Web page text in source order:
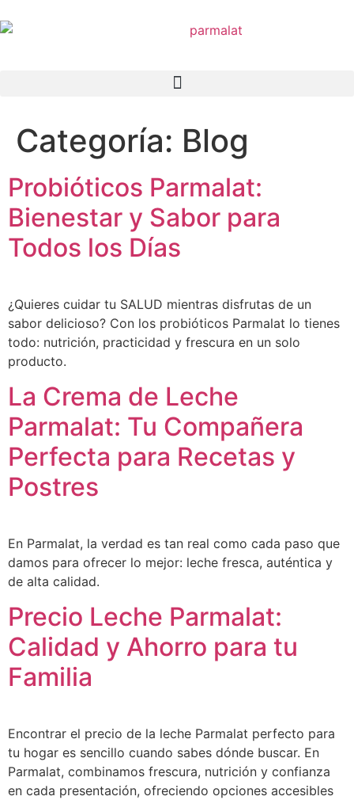
Categoría: Blog
Probióticos Parmalat:
Bienestar y Sabor para
Todos los Días
¿Quieres cuidar tu SALUD mientras disfrutas de un
sabor delicioso? Con los probióticos Parmalat lo tienes
todo: nutrición, practicidad y frescura en un solo
producto.
La Crema de Leche
Parmalat: Tu Compañera
Perfecta para Recetas y
Postres
En Parmalat, la verdad es tan real como cada paso que
damos para ofrecer lo mejor: leche fresca, auténtica y
de alta calidad.
Precio Leche Parmalat:
Calidad y Ahorro para tu
Familia
Encontrar el precio de la leche Parmalat perfecto para
tu hogar es sencillo cuando sabes dónde buscar. En
Parmalat, combinamos frescura, nutrición y confianza
en cada presentación, ofreciendo opciones accesibles